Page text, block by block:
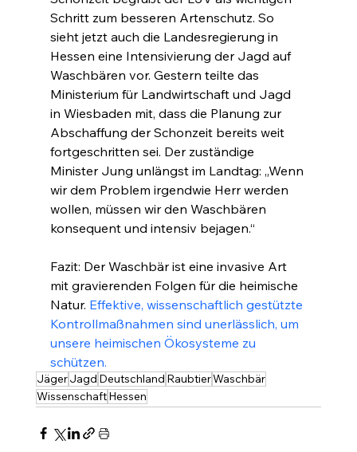
Schritt zum besseren Artenschutz. So
sieht jetzt auch die Landesregierung in
Hessen eine Intensivierung der Jagd auf
Waschbären vor. Gestern teilte das
Ministerium für Landwirtschaft und Jagd
in Wiesbaden mit, dass die Planung zur
Abschaffung der Schonzeit bereits weit
fortgeschritten sei. Der zuständige
Minister Jung unlängst im Landtag: „Wenn
wir dem Problem irgendwie Herr werden
wollen, müssen wir den Waschbären
konsequent und intensiv bejagen.“
Fazit: Der Waschbär ist eine invasive Art
mit gravierenden Folgen für die heimische
Natur. Effektive, wissenschaftlich gestützte
Kontrollmaßnahmen sind unerlässlich, um
unsere heimischen Ökosysteme zu
schützen.
JägerJagd Deutschland RaubtierWaschbär
WissenschaftHessen